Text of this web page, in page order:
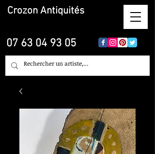
Crozon Antiquités
07 63 04 93 05